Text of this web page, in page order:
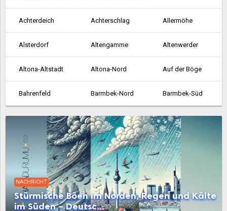
Achterdeich Achterschlag Allermöhe
Alsterdorf Altengamme Altenwerder
Altona-Altstadt Altona-Nord Auf der Böge
Bahrenfeld Barmbek-Nord Barmbek-Süd
Bergedorf Bergstedt Billbrook
Billstedt Billwerder an der Bille Blankenese
Boberg Borgfelde Borghorst
Brakenburg Bramfeld Cranz
NACHRICHT
Stürmische Böen im Norden, Regen und Kälte
im Süden – Deutsc...